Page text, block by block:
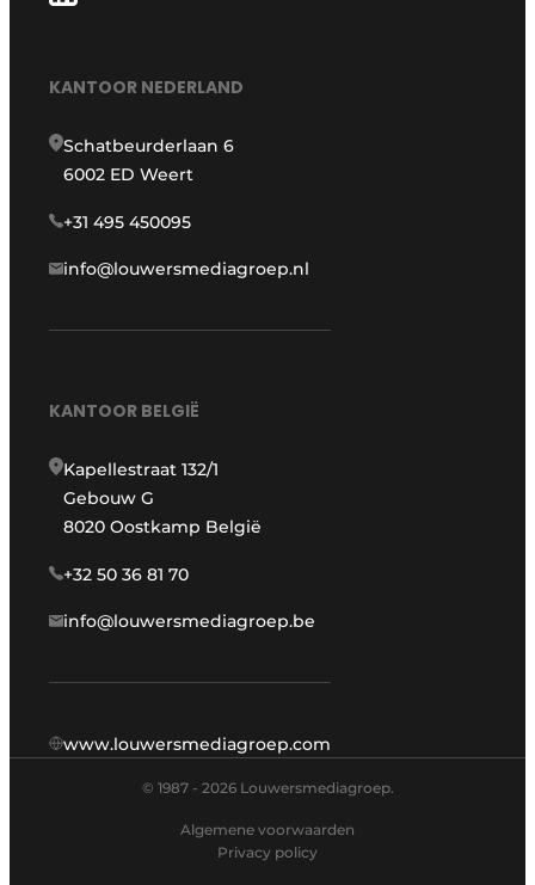
KANTOOR NEDERLAND
Schatbeurderlaan 6
6002 ED Weert
+31 495 450095
info@louwersmediagroep.nl
KANTOOR BELGIË
Kapellestraat 132/1
Gebouw G
8020 Oostkamp België
+32 50 36 81 70
info@louwersmediagroep.be
www.louwersmediagroep.com
© 1987 - 2026 Louwersmediagroep.
Algemene voorwaarden
Privacy policy